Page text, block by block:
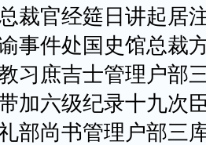
裁官经筵日讲起居
事件处国史馆总裁
习庶吉士管理户部
加六级纪录十九次
部尚书管理户部三